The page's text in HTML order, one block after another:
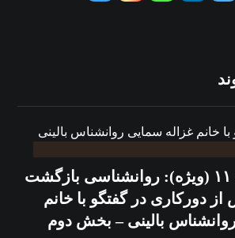
فصل ۱، قسمت ۱۱ (ویژه): روانشناسی بازگشت
دورکاری در گفتگو با خانم
بالینی – بخش دوم